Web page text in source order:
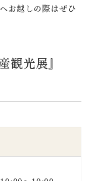
お越しの際はぜひ
観光展』